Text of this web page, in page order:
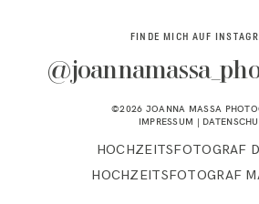
FINDE MICH AUF
©2026 JOANNA MASSA
IMPRESSUM |
HOCHZEITSFOTOGRAF
HOCHZEITSFOTOGRAF